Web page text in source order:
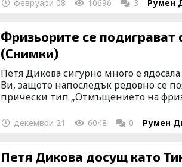
февруари 08 10696 3 Румен
Фризьорите се подиграват с Петя
(Снимки)
Петя Дикова сигурно много е
Ви, защото напоследък редовно се
прически тип „Отмъщението на
декември 21 6048 0 Румен
Петя Дикова досущ като